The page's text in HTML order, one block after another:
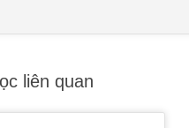
liên quan